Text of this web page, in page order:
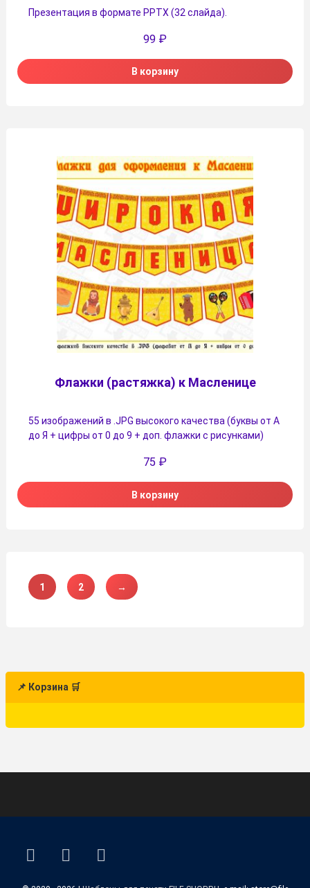
Презентация в формате PPTX (32 слайда).
99 ₽
В корзину
Флажки (растяжка) к Масленице
55 изображений в .JPG высокого качества (буквы от А
до Я + цифры от 0 до 9 + доп. флажки с рисунками)
75 ₽
В корзину
1 2 →
📌 Корзина 🛒
ВКонтакте
YouTube
E-mail